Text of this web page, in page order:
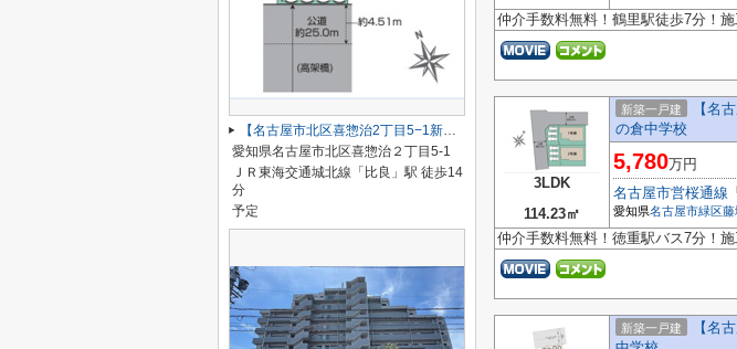
仲介手数料無料！鶴里駅徒歩7分！
3LDK
114.23㎡
新築一戸建
【名
の倉中学校
5,780万円
名古屋市営桜通線 「
愛知県名古屋市緑区藤
仲介手数料無料！徳重駅バス7分！
新築一戸建
【名
【名古屋市北区喜惣治2丁目5−1新築戸建】仲介手数料無料！楠西小学校・楠中学校
愛知県名古屋市北区喜惣治２丁目5-1
ＪＲ東海交通城北線「比良」駅 徒歩14
分
予定